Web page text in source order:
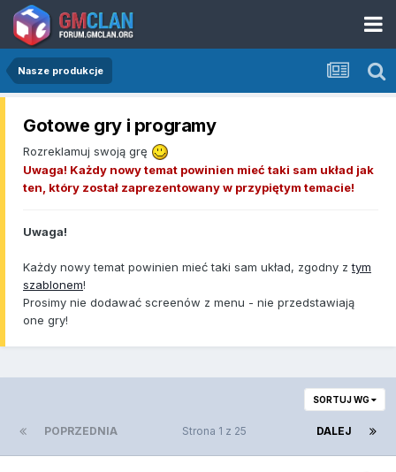
Nasze produkcje
Gotowe gry i programy
Rozreklamuj swoją grę
Uwaga! Każdy nowy temat powinien mieć taki sam układ jak
ten, który został zaprezentowany w przypiętym temacie!
Uwaga!
Każdy nowy temat powinien mieć taki sam układ, zgodny ztym
szablonem!
Prosimy nie dodawać screenów z menu - nie przedstawiają
one gry!
SORTUJ WG
POPRZEDNIA DALEJ
Strona 1 z 25